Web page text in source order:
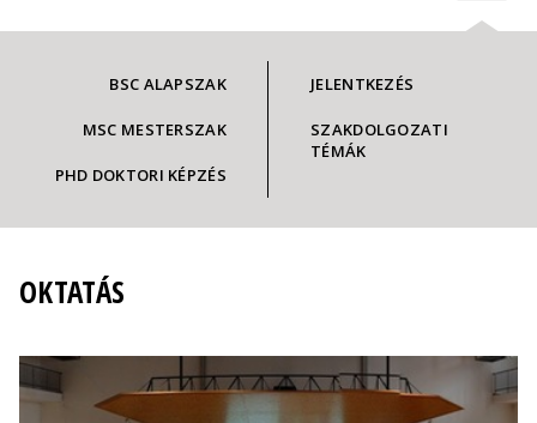
BSC ALAPSZAK
MSC MESTERSZAK
PHD DOKTORI KÉPZÉS
JELENTKEZÉS
SZAKDOLGOZATI
TÉMÁK
OKTATÁS